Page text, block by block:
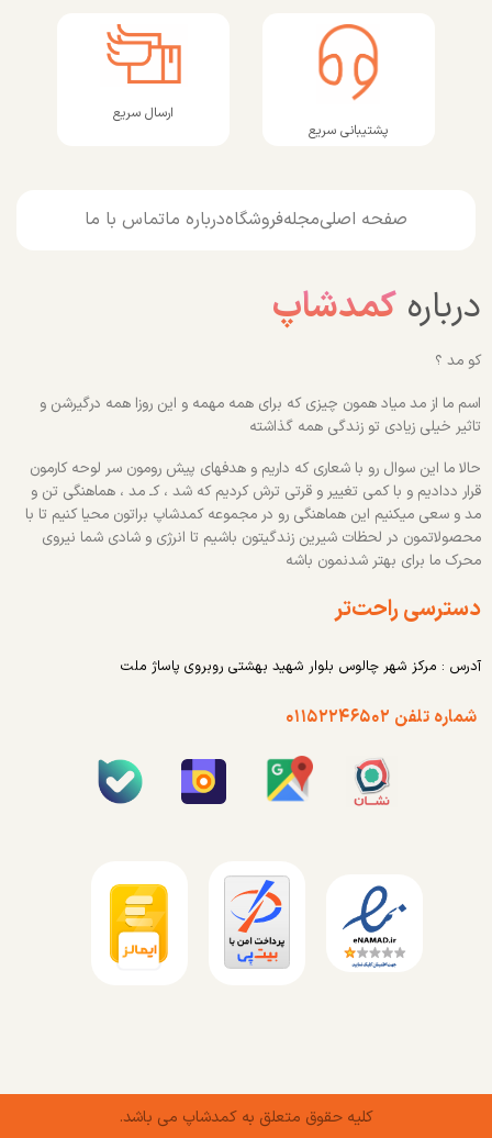
پشتیبانی سریع
ارسال سریع
صفحه اصلیمجلهفروشگاهدرباره ماتماس با ما
درباره کمدشاپ
کو مد ؟
اسم ما از مد میاد همون چیزی که برای همه مهمه و این روزا همه درگیرشن و
تاثیر خیلی زیادی تو زندگی همه گذاشته
حالا ما این سوال رو با شعاری که داریم و هدفهای پیش رومون سر لوحه کارمون
قرار ددادیم و با کمی تغییر و قرتی ترش کردیم که شد ، کـ مد ، هماهنگی تن و
مد و سعی میکنیم این هماهنگی رو در مجموعه کمدشاپ براتون محیا کنیم تا با
محصولاتمون در لحظات شیرین زندگیتون باشیم تا انرژی و شادی شما نیروی
محرک ما برای بهتر شدنمون باشه
دسترسی راحت‌تر
آدرس : مرکز شهر چالوس بلوار شهید بهشتی روبروی پاساژ ملت
شماره تلفن ۰۱۱۵۲۲۴۶۵۰۲
کلیه حقوق متعلق به کمدشاپ می باشد.